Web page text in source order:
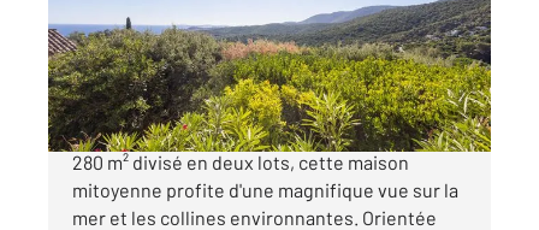
Maison à vendre
890 000 €
La Croix-Valmer Implantée sur un terrain de 1
280 m² divisé en deux lots, cette maison
mitoyenne profite d'une magnifique vue sur la
mer et les collines environnantes. Orientée